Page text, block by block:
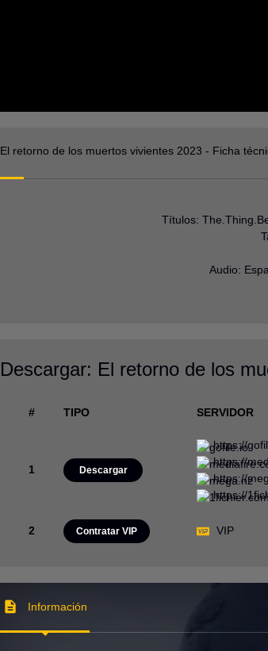
El retorno de los muertos vivientes 2023 - Ficha
Títulos:
Audio:
Descargar: El retorno de los
# TIPO SERVIDOR
1 Descargar
https://
https://
https://
https://
2 Contratar VIP VIP
Información